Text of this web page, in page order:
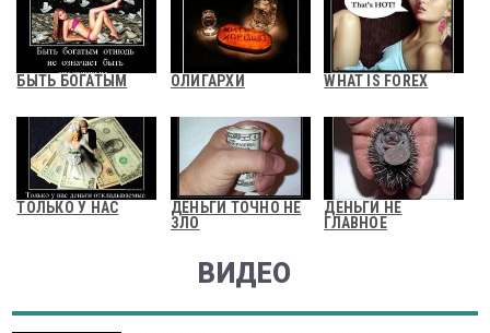
БЫТЬ БОГАТЫМ ОЛИГАРХИ WHAT IS FOREX
ТОЛЬКО У НАС
ДЕНЬГИ ТОЧНО НЕ
ЗЛО
ДЕНЬГИ НЕ
ГЛАВНОЕ
ВИДЕО